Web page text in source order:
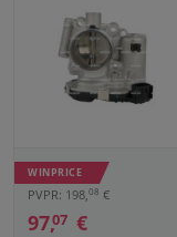
WINPRICE
PVPR: 198, 08 €
97,07 €